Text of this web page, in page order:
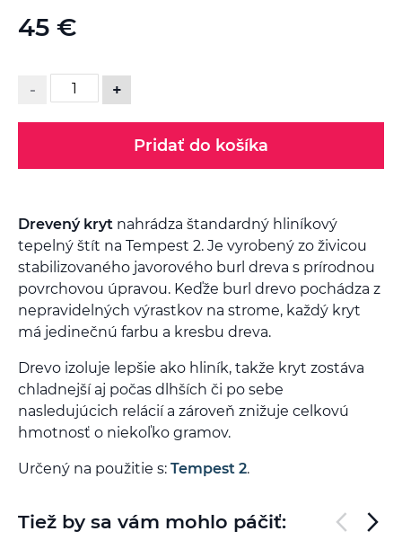
45 €
- +
Pridať do košíka
Drevený kryt nahrádza štandardný hliníkový
tepelný štít na Tempest 2. Je vyrobený zo živicou
stabilizovaného javorového burl dreva s prírodnou
povrchovou úpravou. Keďže burl drevo pochádza z
nepravidelných výrastkov na strome, každý kryt
má jedinečnú farbu a kresbu dreva.
Drevo izoluje lepšie ako hliník, takže kryt zostáva
chladnejší aj počas dlhších či po sebe
nasledujúcich relácií a zároveň znižuje celkovú
hmotnosť o niekoľko gramov.
Určený na použitie s: Tempest 2.
Tiež by sa vám mohlo páčiť: